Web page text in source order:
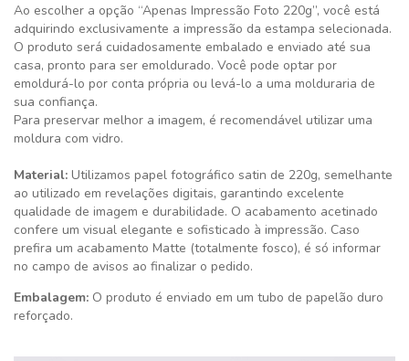
Ao escolher a opção “Apenas Impressão Foto 220g”, você está
adquirindo exclusivamente a impressão da estampa selecionada.
O produto será cuidadosamente embalado e enviado até sua
casa, pronto para ser emoldurado. Você pode optar por
emoldurá-lo por conta própria ou levá-lo a uma molduraria de
sua confiança.
Para preservar melhor a imagem, é recomendável utilizar uma
moldura com vidro.
Material: Utilizamos papel fotográfico satin de 220g, semelhante
ao utilizado em revelações digitais, garantindo excelente
qualidade de imagem e durabilidade. O acabamento acetinado
confere um visual elegante e sofisticado à impressão. Caso
prefira um acabamento Matte (totalmente fosco), é só informar
no campo de avisos ao finalizar o pedido.
Embalagem: O produto é enviado em um tubo de papelão duro
reforçado.